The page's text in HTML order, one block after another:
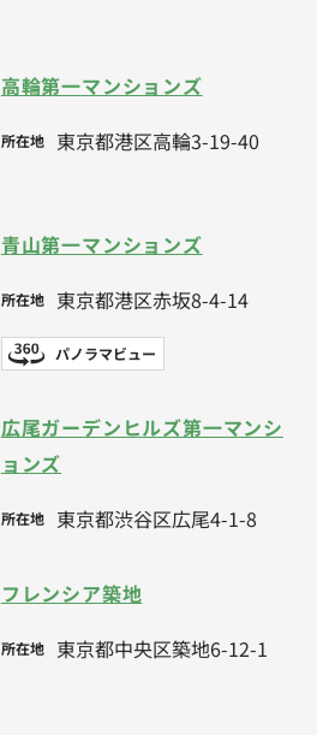
高輪第一マンションズ
所在地 東京都港区高輪3-19-40
青山第一マンションズ
所在地 東京都港区赤坂8-4-14
パノラマビュー
広尾ガーデンヒルズ第一マンシ
ョンズ
所在地 東京都渋谷区広尾4-1-8
フレンシア築地
所在地 東京都中央区築地6-12-1